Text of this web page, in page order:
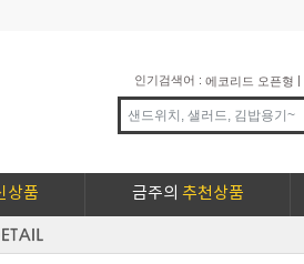
인기검색어 : 에코리드 오픈형 |
상품 금주의 추천상품